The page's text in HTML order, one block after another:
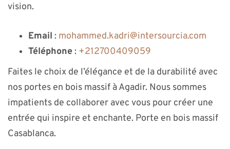
vision.
Email : mohammed.kadri@intersourcia.com
Téléphone: +212700409059
Faites le choix de l’élégance et de la durabilité avec
nos portes en bois massif à Agadir. Nous sommes
impatients de collaborer avec vous pour créer une
entrée qui inspire et enchante. Porte en bois massif
Casablanca.